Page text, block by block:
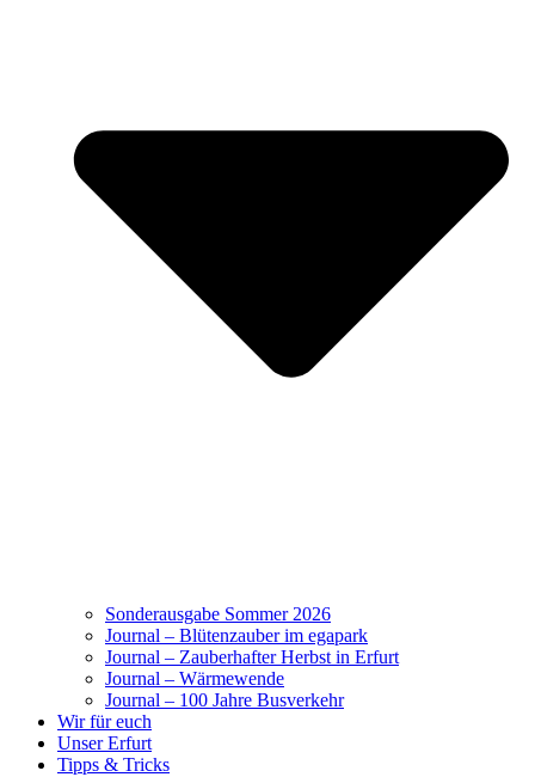
Sonderausgabe Sommer 2026
Journal – Blütenzauber im egapark
Journal – Zauberhafter Herbst in Erfurt
Journal – Wärmewende
Journal – 100 Jahre Busverkehr
Wir für euch
Unser Erfurt
Tipps & Tricks